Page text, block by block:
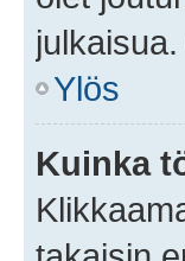
Ylös
Kuinka